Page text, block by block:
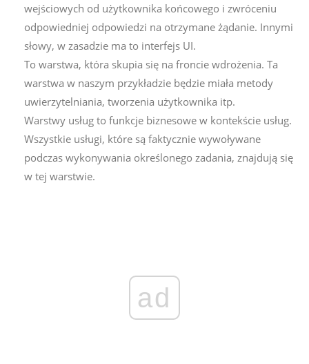
wejściowych od użytkownika końcowego i zwróceniu
odpowiedniej odpowiedzi na otrzymane żądanie. Innymi
słowy, w zasadzie ma to interfejs UI.
To warstwa, która skupia się na froncie wdrożenia. Ta
warstwa w naszym przykładzie będzie miała metody
uwierzytelniania, tworzenia użytkownika itp.
Warstwy usług to funkcje biznesowe w kontekście usług.
Wszystkie usługi, które są faktycznie wywoływane
podczas wykonywania określonego zadania, znajdują się
w tej warstwie.
ad